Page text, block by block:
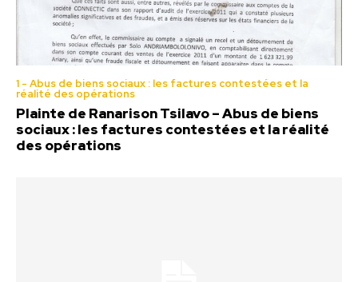
1 - Abus de biens sociaux : les factures contestées et la
réalité des opérations
Plainte de Ranarison Tsilavo – Abus de biens
sociaux : les factures contestées et la réalité
des opérations